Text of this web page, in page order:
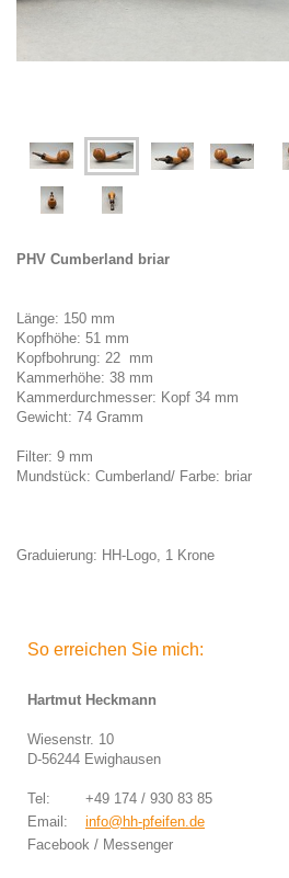
PHV Cumberland briar
Länge: 150 mm
Kopfhöhe: 51 mm
Kopfbohrung: 22 mm
Kammerhöhe: 38 mm
Kammerdurchmesser: Kopf 34 mm
Gewicht: 74 Gramm
Filter: 9 mm
Mundstück: Cumberland/ Farbe: briar
Graduierung: HH-Logo, 1 Krone
So erreichen Sie mich:
Hartmut Heckmann
Wiesenstr. 10
D-56244 Ewighausen
Tel: +49 174 / 930 83 85
Email: info@hh-pfeifen.de
Facebook / Messenger